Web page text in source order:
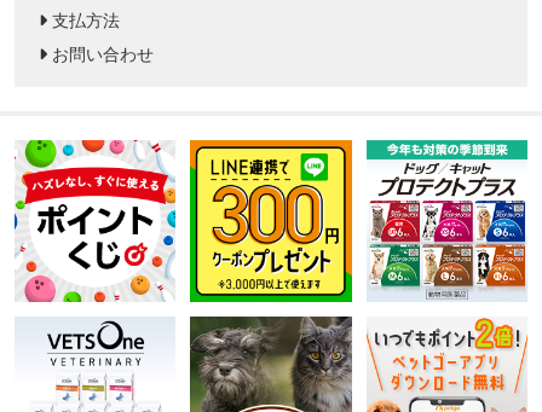
支払方法
お問い合わせ